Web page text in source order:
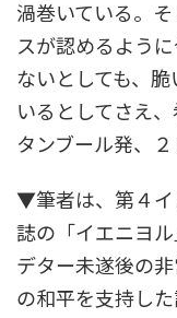
渦巻いている。
スが認めるよう
ないとしても、
いるとしてさえ
タンブール発、２
▼筆者は、第４イ
誌の「イエニヨ
デター未遂後の
の和平を支持し